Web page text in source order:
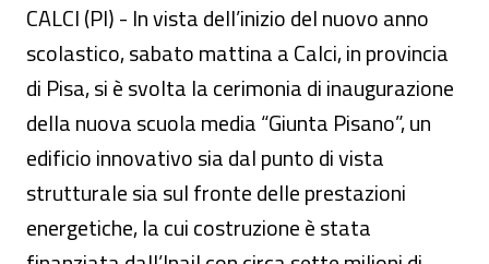
CALCI (PI) - In vista dell’inizio del nuovo anno
scolastico, sabato mattina a Calci, in provincia
di Pisa, si è svolta la cerimonia di inaugurazione
della nuova scuola media “Giunta Pisano”, un
edificio innovativo sia dal punto di vista
strutturale sia sul fronte delle prestazioni
energetiche, la cui costruzione è stata